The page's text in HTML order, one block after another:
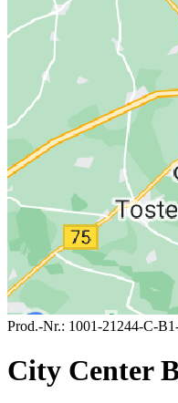
Prod.-Nr.: 1001-21244-C-
City Center